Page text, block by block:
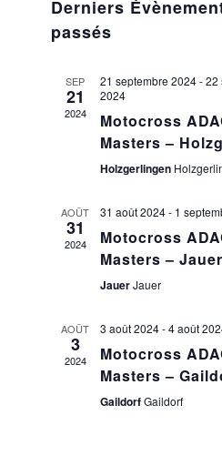
une
date.
Derniers
passés
SEP
21
2024
21 septembre 2024-22
2024
Motocross
Masters –
Holzgerlingen
AOÛT
31
2024
31 août 2024- 1
Motocross
Masters – Jauer
JauerJauer
AOÛT
3
2024
3 août 2024-4 août
Motocross
Masters –
GaildorfGaildorf